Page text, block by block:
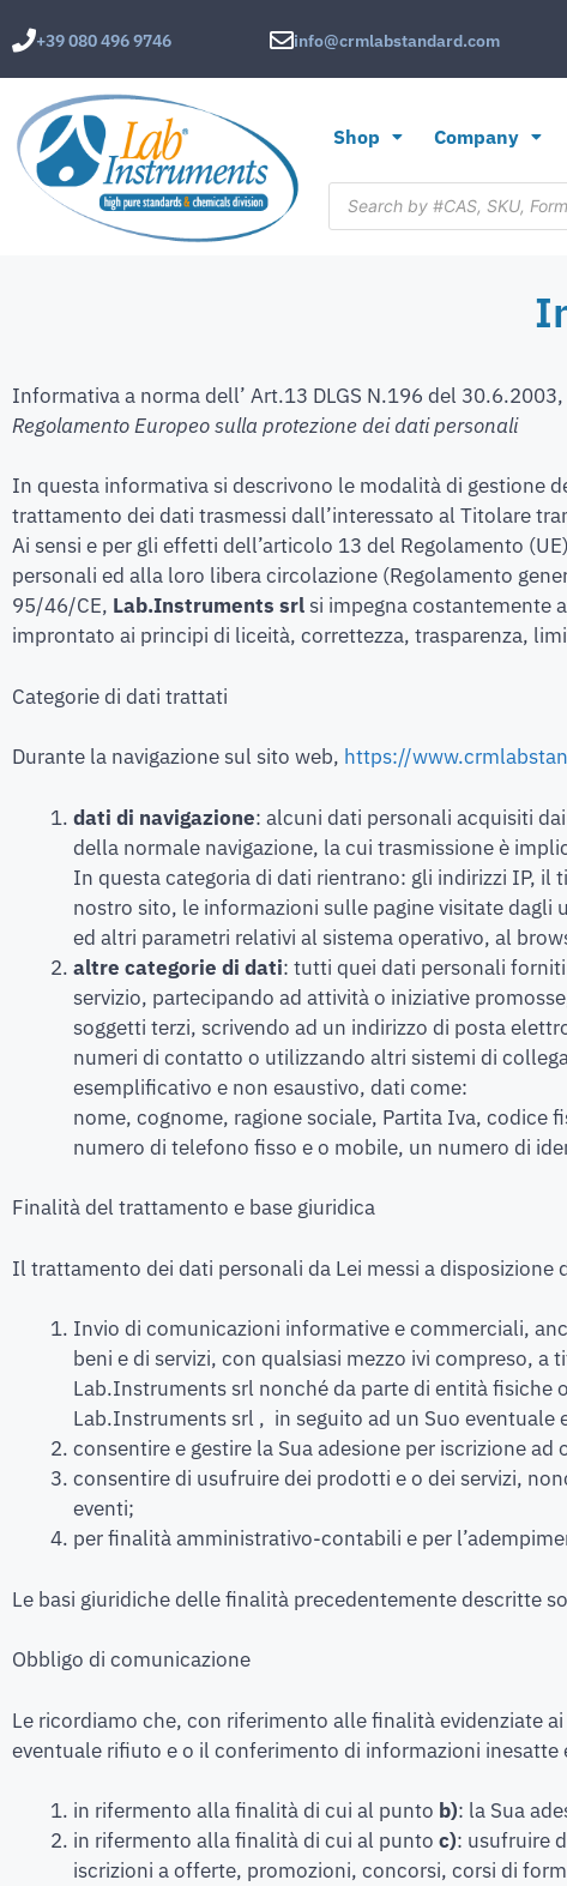
+39 080 496 9746 info@crmlabstandard.com
Shop Company
Informativa a norma dell’ Art.13 DLGS N.196 del 30.6.2003,
Regolamento Europeo sulla protezione dei dati personali
In questa informativa si descrivono le modalità di gestione
trattamento dei dati trasmessi dall’interessato al Titolare
Ai sensi e per gli effetti dell’articolo 13 del Regolamento
personali ed alla loro libera circolazione (Regolamento
95/46/CE, Lab.Instruments srlsi impegna costantemente
improntato ai principi di liceità, correttezza, trasparenza,
Categorie di dati trattati
Durante la navigazione sul sito web, https://
dati di navigazione: alcuni dati personali acquisiti
della normale navigazione, la cui trasmissione è
In questa categoria di dati rientrano: gli indirizzi IP,
nostro sito, le informazioni sulle pagine visitate dagli
ed altri parametri relativi al sistema operativo, al
altre categorie di dati: tutti quei dati personali
servizio, partecipando ad attività o iniziative
soggetti terzi, scrivendo ad un indirizzo di posta
numeri di contatto o utilizzando altri sistemi di
esemplificativo e non esaustivo, dati come:
nome, cognome, ragione sociale, Partita Iva, codice
numero di telefono fisso e o mobile, un numero di
Finalità del trattamento e base giuridica
Il trattamento dei dati personali da Lei messi a
Invio di comunicazioni informative e commerciali,
beni e di servizi, con qualsiasi mezzo ivi compreso,
Lab.Instruments srl nonché da parte di entità fisiche
Lab.Instruments srl , in seguito ad un Suo eventuale
consentire e gestire la Sua adesione per iscrizione
consentire di usufruire dei prodotti e o dei servizi,
eventi;
per finalità amministrativo-contabili e per
Le basi giuridiche delle finalità precedentemente descritte
Obbligo di comunicazione
Le ricordiamo che, con riferimento alle finalità evidenziate
eventuale rifiuto e o il conferimento di informazioni
in rifermento alla finalità di cui al punto b): la Sua
in rifermento alla finalità di cui al punto c): usufruire
iscrizioni a offerte, promozioni, concorsi, corsi di